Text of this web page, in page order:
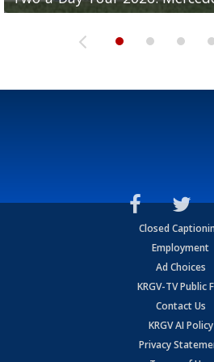
Closed
Employment
Ad Choices
KRGV-TV Public
Contact Us
KRGV AI Policy
Privacy